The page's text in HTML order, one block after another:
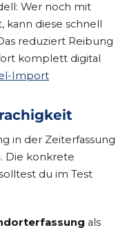
Wer noch mit
kann diese schnell
reduziert Reibung
komplett digital
Import
in der Zeiterfassung
Die konkrete
du im Test
als